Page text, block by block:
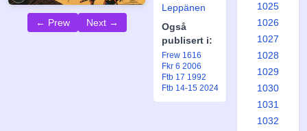
← Prew Next →
Leppänen
Også
publisert i:
Frew 1616
Fkr 6 2006
Ftb 17 1992
Ftb 14-15 2024
1025
1026
1027
1028
1029
1030
1031
1032